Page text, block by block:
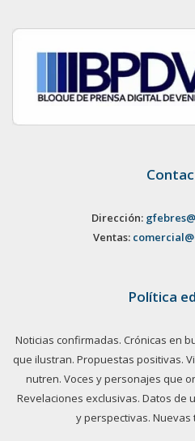
Dirección:
Ventas:
Política
Noticias confirmadas. Crónicas en
que ilustran. Propuestas positivas.
nutren. Voces y personajes que
Revelaciones exclusivas. Datos de
y perspectivas.